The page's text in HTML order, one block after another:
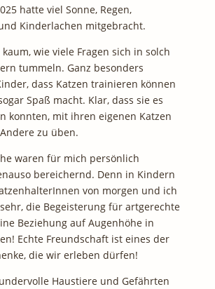
hatte viel Sonne, Regen,
Kinderlachen mitgebracht.
wie viele Fragen sich in solch
tummeln. Ganz besonders
dass Katzen trainieren können
Spaß macht. Klar, dass sie es
konnten, mit ihren eigenen Katzen
zu üben.
waren für mich persönlich
bereichernd. Denn in Kindern
von morgen und ich
die Begeisterung für artgerechte
Beziehung auf Augenhöhe in
Echte Freundschaft ist eines der
die wir erleben dürfen!
Haustiere und Gefährten